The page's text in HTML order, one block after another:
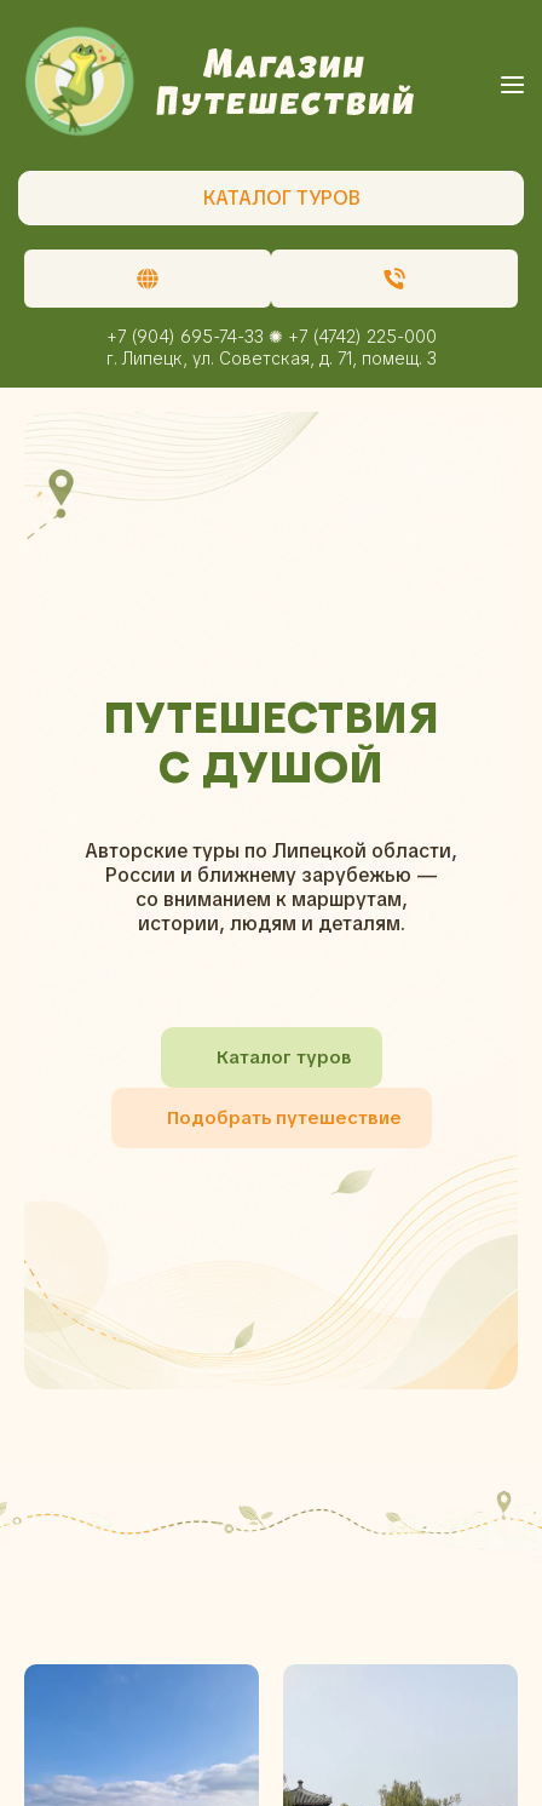
КАТАЛОГ ТУРОВ
+7 (904) 695-74-33 ✺ +7 (4742) 225-000
г. Липецк, ул. Советская, д. 71, помещ. 3
ПУТЕШЕСТВИЯ
С ДУШОЙ
Авторские туры по Липецкой области,
России и ближнему зарубежью —
со вниманием к маршрутам,
истории, людям и деталям.
Каталог туров
Подобрать путешествие